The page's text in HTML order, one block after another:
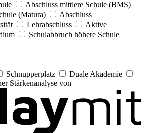
Abschluss mittlere Schule (BMS)
(Matura)
Abschluss
Lehrabschluss
Aktive
Schulabbruch höhere Schule
Schnupperplatz
Duale Akademie
Stärkenanalyse von